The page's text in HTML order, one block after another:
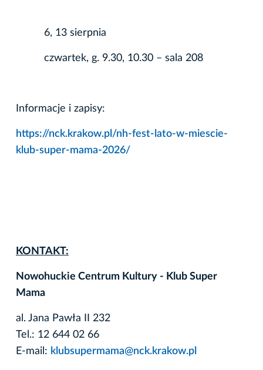
6, 13 sierpnia
czwartek, g. 9.30, 10.30 – sala 208
Informacje i zapisy:
https://nck.krakow.pl/nh-fest-lato-w-miescie-
klub-super-mama-2026/
KONTAKT:
Nowohuckie Centrum Kultury - Klub Super
Mama
al. Jana Pawła II 232
Tel.: 12 644 02 66
E-mail: klubsupermama@nck.krakow.pl